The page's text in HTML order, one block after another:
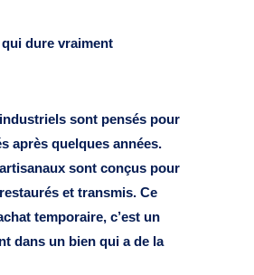
dure vraiment
sont pensés pour
après quelques années.
sont conçus pour
et transmis. Ce
temporaire, c’est un
dans un bien qui a de la